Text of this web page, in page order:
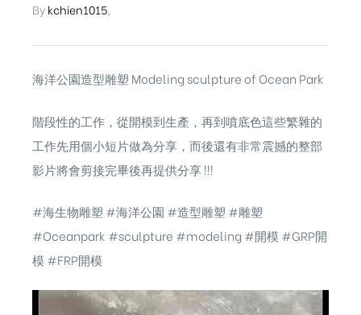
Bykchien1015,
海洋公園造型雕塑 Modeling sculpture of Ocean Park
階段性的工作，從開模到生產，再到噴底色這些繁雜的
工作先用個小短片做為分享，而後還有非常震撼的整部
影片將會剪接完畢後再提供分享 !!!
#海生物雕塑 #海洋公園 #造型雕塑 #雕塑
#Oceanpark #sculpture #modeling #開模 #GRP開
模 #FRP開模
含日本